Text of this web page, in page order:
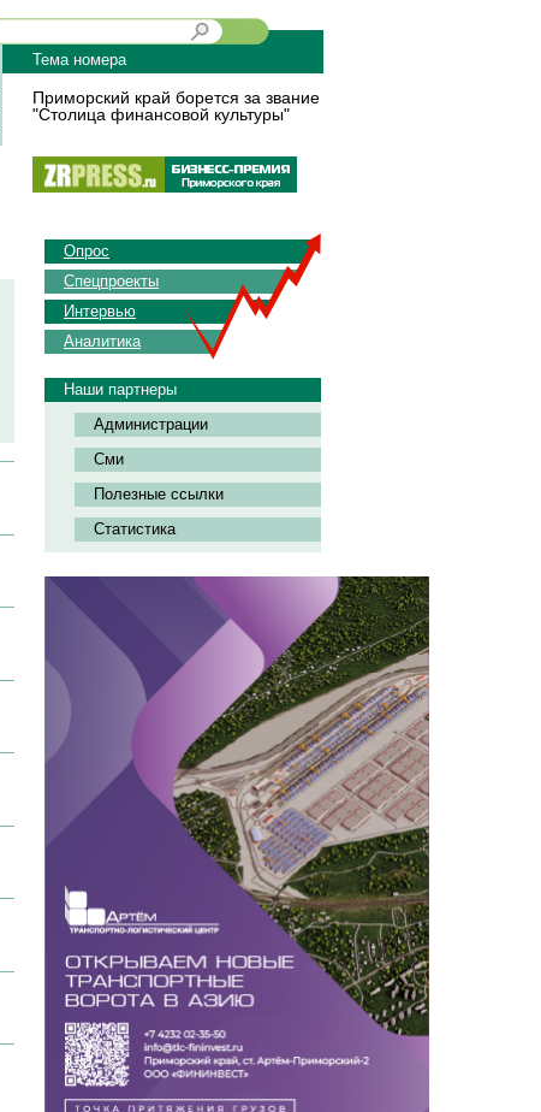
Тема номера
Приморский край борется за звание
"Столица финансовой культуры"
Опрос
Спецпроекты
Интервью
Аналитика
Наши партнеры
Администрации
Сми
Полезные ссылки
Статистика